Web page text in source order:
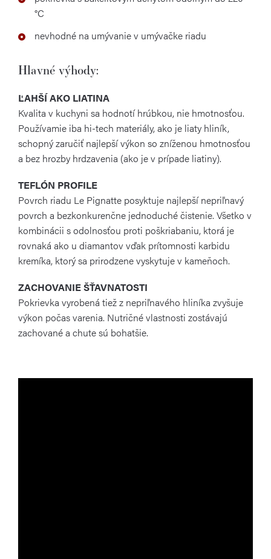
°C
nevhodné na umývanie v umývačke riadu
Hlavné výhody:
ĽAHŠÍ AKO LIATINA
Kvalita v kuchyni sa hodnotí hrúbkou, nie hmotnosťou.
Používamie iba hi-tech materiály, ako je liaty hliník,
schopný zaručiť najlepší výkon so zníženou hmotnosťou
a bez hrozby hrdzavenia (ako je v prípade liatiny).
TEFLÓN PROFILE
Povrch riadu Le Pignatte posyktuje najlepší nepriľnavý
povrch a bezkonkurenčne jednoduché čistenie. Všetko v
kombinácii s odolnosťou proti poškriabaniu, ktorá je
rovnaká ako u diamantov vďak prítomnosti karbidu
kremíka, ktorý sa prirodzene vyskytuje v kameňoch.
ZACHOVANIE ŠŤAVNATOSTI
Pokrievka vyrobená tiež z nepriľnavého hliníka zvyšuje
výkon počas varenia. Nutričné vlastnosti zostávajú
zachované a chute sú bohatšie.